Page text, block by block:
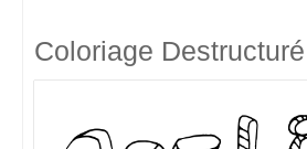
Coloriage Destructuré